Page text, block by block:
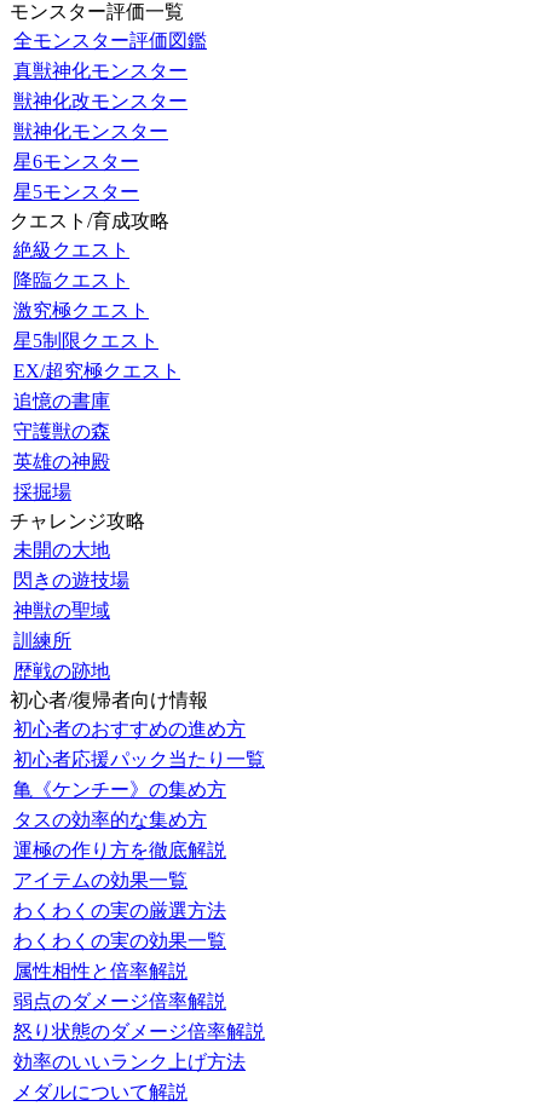
モンスター評価一覧
全モンスター評価図鑑
真獣神化モンスター
獣神化改モンスター
獣神化モンスター
星6モンスター
星5モンスター
クエスト/育成攻略
絶級クエスト
降臨クエスト
激究極クエスト
星5制限クエスト
EX/超究極クエスト
追憶の書庫
守護獣の森
英雄の神殿
採掘場
チャレンジ攻略
未開の大地
閃きの遊技場
神獣の聖域
訓練所
歴戦の跡地
初心者/復帰者向け情報
初心者のおすすめの進め方
初心者応援パック当たり一覧
亀《ケンチー》の集め方
タスの効率的な集め方
運極の作り方を徹底解説
アイテムの効果一覧
わくわくの実の厳選方法
わくわくの実の効果一覧
属性相性と倍率解説
弱点のダメージ倍率解説
怒り状態のダメージ倍率解説
効率のいいランク上げ方法
メダルについて解説